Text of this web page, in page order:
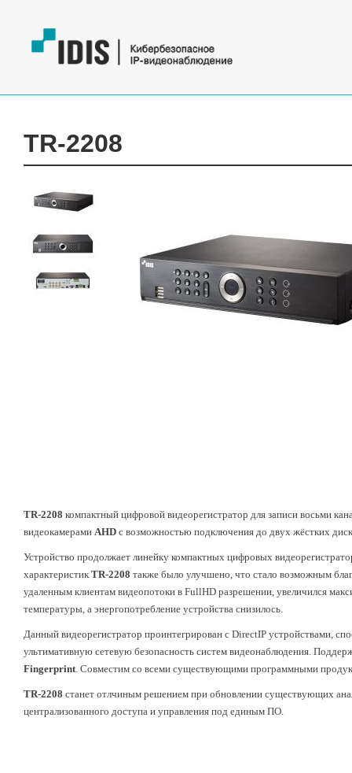
TR-2208
TR-2208 компактный цифровой видеорегистратор для записи восьми
видеокамерами AHD с возможностью подключения до двух жёстких
Устройство продолжает линейку компактных цифровых
характеристик TR-2208 также было улучшено, что стало возможным
удаленным клиентам видеопотоки в FullHD разрешении, увеличился
температуры, а энергопотребление устройства снизилось.
Данный видеорегистратор проинтегрирован с DirectIP устройствами,
ультимативную сетевую безопасность систем видеонаблюдения.
Fingerprint. Совместим со всеми существующими программными
TR-2208 станет отлчиным решением при обновлении существующих
централизованного доcтупа и управления под единым ПО.